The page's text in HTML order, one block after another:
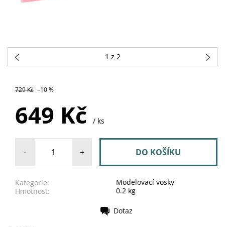
1 z 2
729 Kč –10 %
649 Kč / ks
- +
Kategorie:
Modelovací vosky
Hmotnost:
0.2 kg
Dotaz